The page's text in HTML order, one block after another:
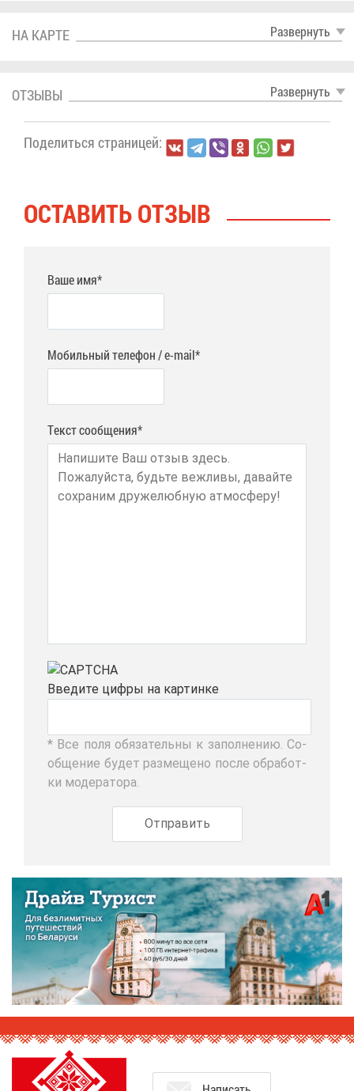
Раз­вер­нуть
НА КАР­ТЕ
Раз­вер­нуть
ОТ­ЗЫ­ВЫ
По­де­лить­ся стра­ни­цей:
ОСТА­ВИТЬ ОТ­ЗЫВ
Ваше имя*
Мобильный телефон / e-mail*
Текст сообщения*
Вве­ди­те циф­ры на кар­тин­ке
* Все по­ля обя­за­тель­ны к за­пол­не­нию. Со­
об­ще­ние бу­дет раз­ме­ще­но по­сле об­ра­бот­
ки мо­де­ра­то­ра.